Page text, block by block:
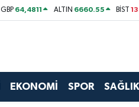
GBP 64,4811 ALTIN 6660.55 BİST
EKONOMİ SPOR SAĞLIK